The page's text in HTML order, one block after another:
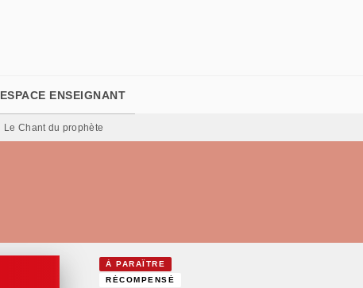
ESPACE ENSEIGNANT
Le Chant du prophète
À PARAÎTRE
RÉCOMPENSÉ